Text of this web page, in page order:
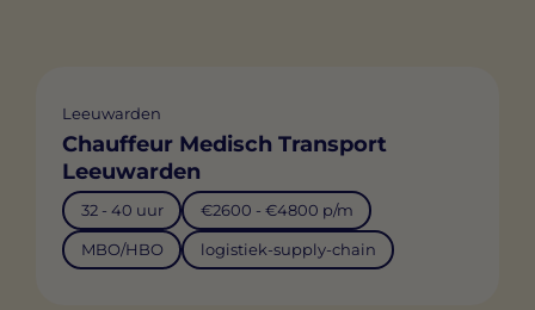
Leeuwarden
Chauffeur Medisch Transport
Leeuwarden
32 - 40 uur €2600 - €4800 p/m
MBO/HBO logistiek-supply-chain